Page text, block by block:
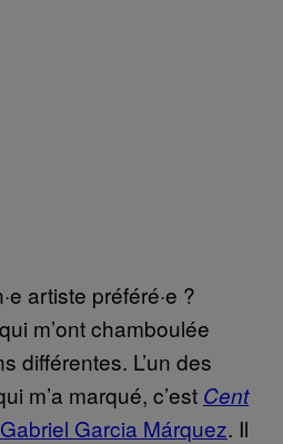
artiste préféré·e ?
m’ont chamboulée
différentes. L’un des
m’a marqué, c’est Cent
Garcia Márquez. Il